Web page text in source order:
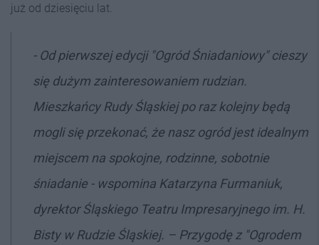
już od dziesięciu lat.
- Od pierwszej edycji "Ogród Śniadaniowy" cieszy
się dużym zainteresowaniem rudzian.
Mieszkańcy Rudy Śląskiej po raz kolejny będą
mogli się przekonać, że nasz ogród jest idealnym
miejscem na spokojne, rodzinne, sobotnie
śniadanie - wspomina Katarzyna Furmaniuk,
dyrektor Śląskiego Teatru Impresaryjnego im. H.
Bisty w Rudzie Śląskiej. – Przygodę z "Ogrodem